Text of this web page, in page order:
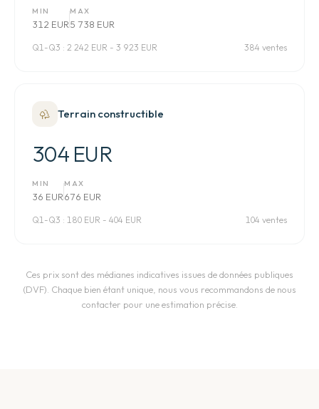
MIN
312 EUR
MAX
5 738 EUR
Q1-Q3 : 2 242 EUR - 3 923 EUR 384 ventes
Terrain constructible
304 EUR
MIN
36 EUR
MAX
676 EUR
Q1-Q3 : 180 EUR - 404 EUR 104 ventes
Ces prix sont des médianes indicatives issues de données publiques
(DVF). Chaque bien étant unique, nous vous recommandons de nous
contacter pour une estimation précise.